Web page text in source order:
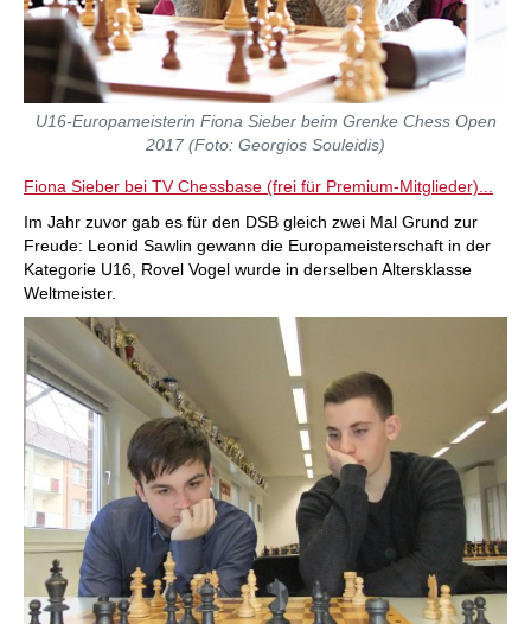
U16-Europameisterin Fiona Sieber beim Grenke Chess Open
2017 (Foto: Georgios Souleidis)
Fiona Sieber bei TV Chessbase (frei für Premium-Mitglieder)...
Im Jahr zuvor gab es für den DSB gleich zwei Mal Grund zur
Freude: Leonid Sawlin gewann die Europameisterschaft in der
Kategorie U16, Rovel Vogel wurde in derselben Altersklasse
Weltmeister.